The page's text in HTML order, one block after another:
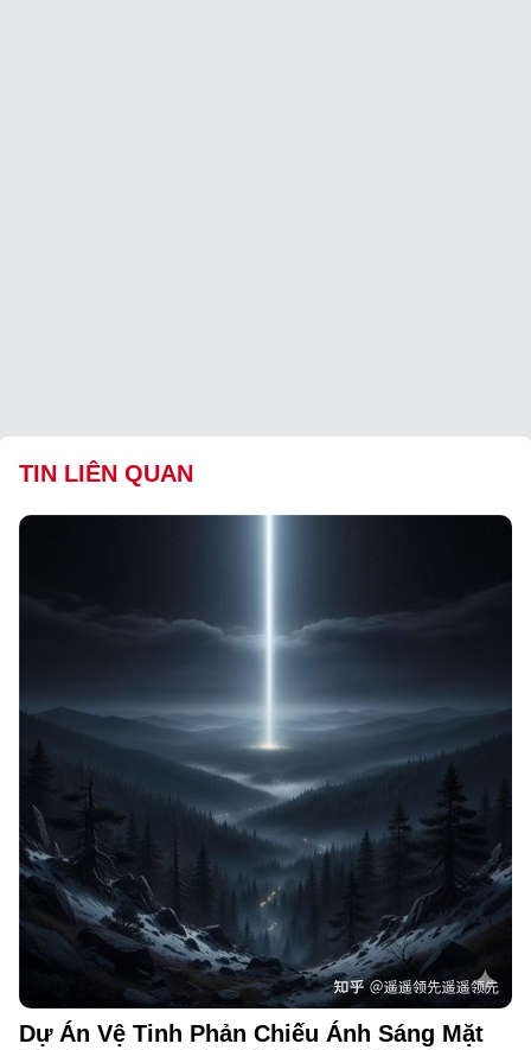
TIN LIÊN QUAN
Dự Án Vệ Tinh Phản Chiếu Ánh Sáng Mặt